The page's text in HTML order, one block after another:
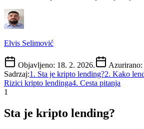
Elvis Selimović
Objavljeno: 18. 2. 2026. Azurirano:
Sadrzaj:1 . Sta je kripto lending?2. Kako
Rizici kripto lendinga4. Cesta pitanja
1
Sta je kripto lending?